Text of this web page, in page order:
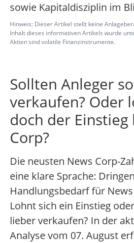
sowie Kapitaldisziplin im
Hinweis: Dieser Artikel stellt keine
Inhalt dieses informativen Artikels wurde
Aktien sind volatile Finanzinstrumente.
Sollten Anleger
verkaufen? Oder
doch der Einstieg
Corp?
Die neusten News Corp-
eine klare Sprache:
Handlungsbedarf für
Lohnt sich ein Einstieg
lieber verkaufen? In der
Analyse vom 07. August